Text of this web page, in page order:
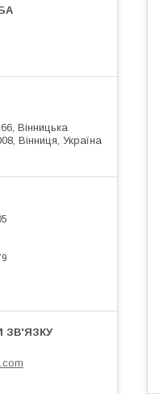
Вінницька
Вінниця, Україна